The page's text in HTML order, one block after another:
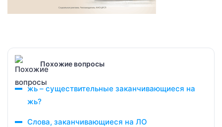
Похожие вопросы
жь – существительные заканчивающиеся на
жь?
Слова, заканчивающиеся на ЛО